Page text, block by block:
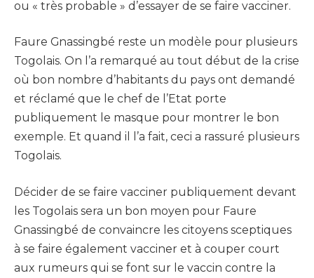
ou « très probable » d’essayer de se faire vacciner.
Faure Gnassingbé reste un modèle pour plusieurs
Togolais. On l’a remarqué au tout début de la crise
où bon nombre d’habitants du pays ont demandé
et réclamé que le chef de l’Etat porte
publiquement le masque pour montrer le bon
exemple. Et quand il l’a fait, ceci a rassuré plusieurs
Togolais.
Décider de se faire vacciner publiquement devant
les Togolais sera un bon moyen pour Faure
Gnassingbé de convaincre les citoyens sceptiques
à se faire également vacciner et à couper court
aux rumeurs qui se font sur le vaccin contre la